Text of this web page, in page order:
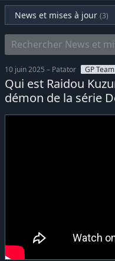
News et mises à jour (3)
10 juin 2025 – Patator GP Team
Qui est Raidou
démon de la série